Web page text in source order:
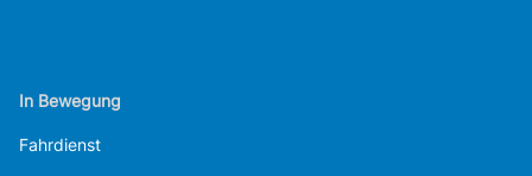
In Bewegung
Fahrdienst